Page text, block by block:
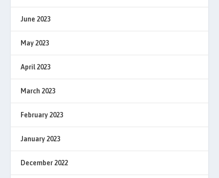
June 2023
May 2023
April 2023
March 2023
February 2023
January 2023
December 2022